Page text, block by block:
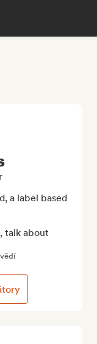
a label based
talk about